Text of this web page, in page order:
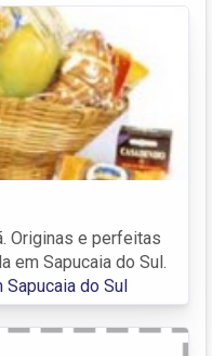
Originas e perfeitas
em Sapucaia do Sul.
Sapucaia do Sul